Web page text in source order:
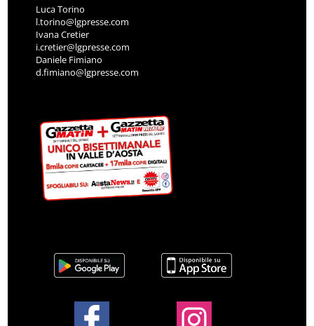
Luca Torino
l.torino@lgpresse.com
Ivana Cretier
i.cretier@lgpresse.com
Daniele Fimiano
d.fimiano@lgpresse.com